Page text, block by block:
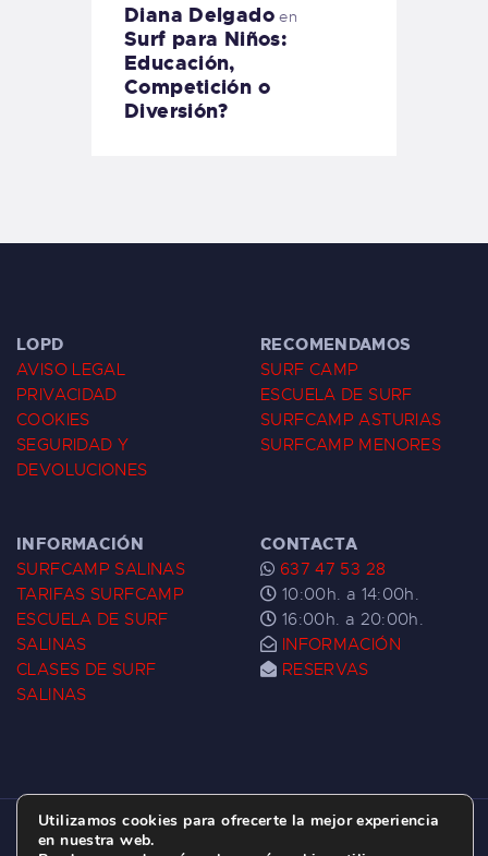
Diana Delgadoen
Surf para Niños:
Educación,
Competición o
Diversión?
LOPD
AVISO LEGAL
PRIVACIDAD
COOKIES
SEGURIDAD Y
DEVOLUCIONES
RECOMENDAMOS
SURF CAMP
ESCUELA DE SURF
SURFCAMP ASTURIAS
SURFCAMP MENORES
INFORMACIÓN
SURFCAMP SALINAS
TARIFAS SURFCAMP
ESCUELA DE SURF
SALINAS
CLASES DE SURF
SALINAS
CONTACTA
637 47 53 28
10:00h. a 14:00h.
16:00h. a 20:00h.
INFORMACIÓN
RESERVAS
ESCUELA DE SURF LAS DUNAS ©
2026.
Utilizamos cookies para ofrecerte la mejor experiencia
en nuestra web.